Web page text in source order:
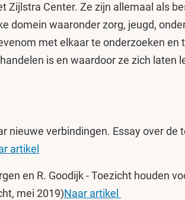
Zijlstra Center. Ze zijn allemaal als
domein waaronder zorg, jeugd,
met elkaar te onderzoeken en
is en waardoor ze zich laten
nieuwe verbindingen. Essay over de
artikel
en R. Goodijk - Toezicht houden
mei 2019)Naar artikel